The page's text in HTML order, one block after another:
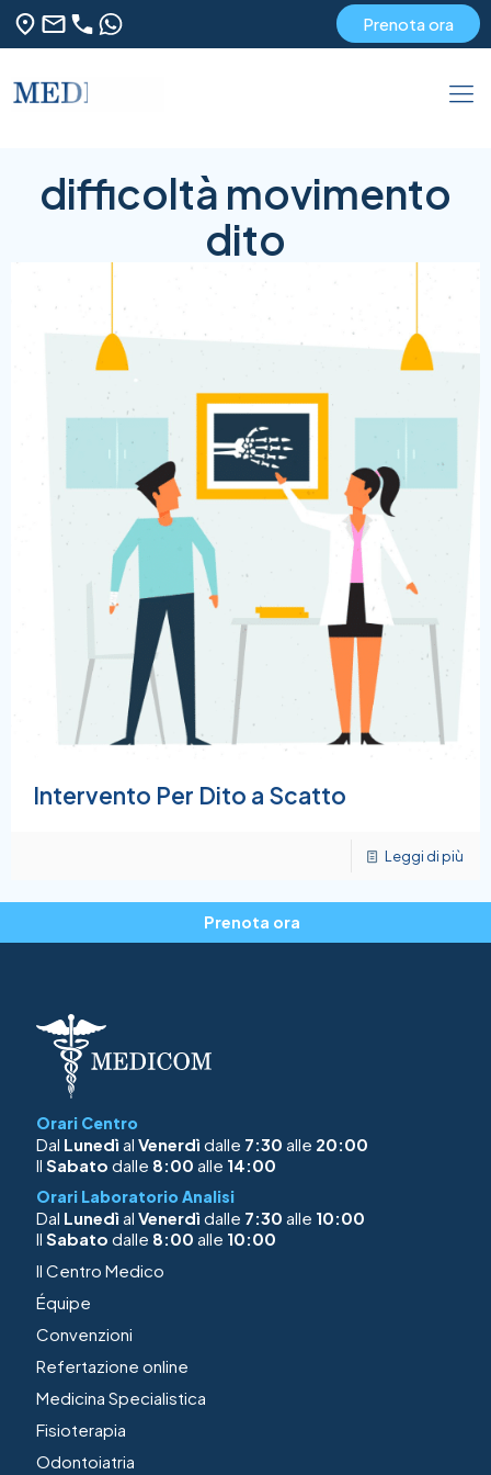
Prenota ora
difficoltà movimento
dito
Intervento Per Dito a Scatto
Leggi di più
Prenota ora
Orari Centro
Dal Lunedì al Venerdì dalle 7:30 alle 20:00
Il Sabato dalle 8:00 alle 14:00
Orari Laboratorio Analisi
Dal Lunedì al Venerdì dalle 7:30 alle 10:00
Il Sabato dalle 8:00 alle 10:00
Il Centro Medico
Équipe
Convenzioni
Refertazione online
Medicina Specialistica
Fisioterapia
Odontoiatria